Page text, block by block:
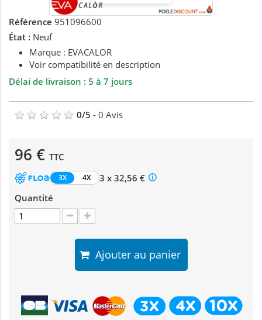
Référence 951096600
État : Neuf
Marque : EVACALOR
Voir compatibilité en description
Délai de livraison : 5 à 7 jours
0/5 - 0 Avis
96 € TTC
3X 4X
3 x 32,56 €
Quantité
Ajouter au panier